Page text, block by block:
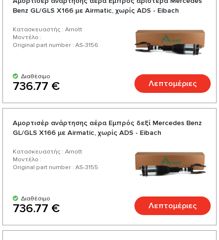
Benz GL/GLS X166 με Airmatic, χωρίς ADS - Eibach
Κατασκευαστής : Arnott
Μοντέλο :
Original part number : AS-3156
Διαθέσιμο
736.77 € Λεπτομέριες
Αμορτισέρ ανάρτησης αέρα Εμπρός δεξί Mercedes Benz
GL/GLS X166 με Airmatic, χωρίς ADS - Eibach
Κατασκευαστής : Arnott
Μοντέλο :
Original part number : AS-3155
Διαθέσιμο
736.77 € Λεπτομέριες